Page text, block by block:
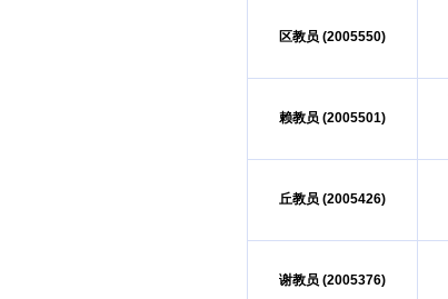
区教员 (2005550)
赖教员 (2005501)
丘教员 (2005426)
谢教员 (2005376)